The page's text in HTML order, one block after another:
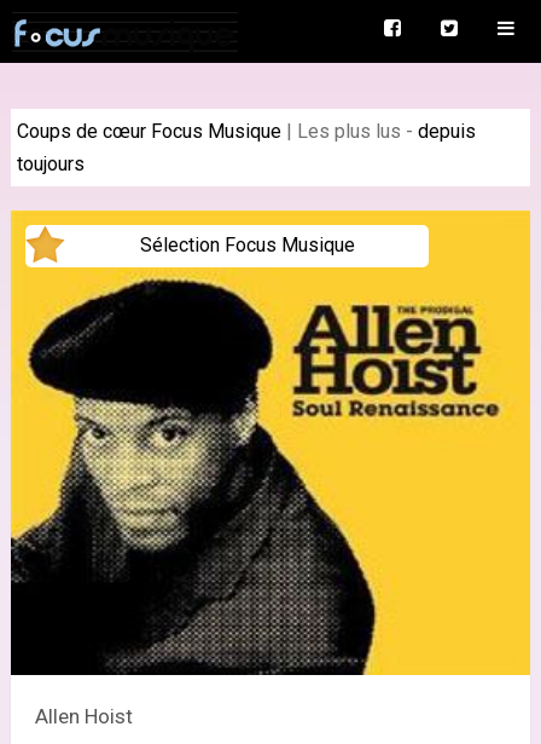
Coups de cœur Focus Musique| Les plus lus - depuis
toujours
Sélection Focus Musique
Allen Hoist